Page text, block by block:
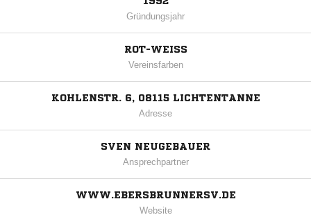
Gründungsjahr
ROT-WEISS
Vereinsfarben
KOHLENSTR. 6, 08115 LICHTENTANNE
Adresse
SVEN NEUGEBAUER
Ansprechpartner
WWW.EBERSBRUNNERSV.DE
Website